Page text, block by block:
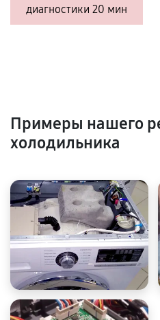
диагностики 20 мин
Примеры нашего
холодильника